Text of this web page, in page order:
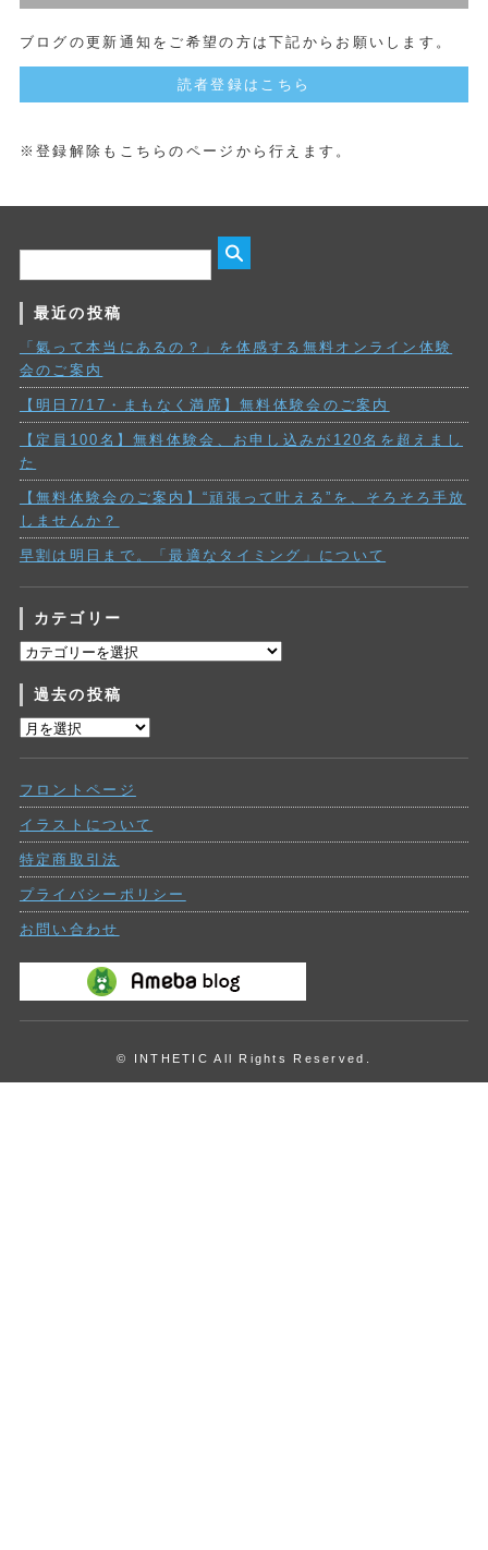
ブログの更新通知をご希望の方は下記からお願いします。
読者登録はこちら
※登録解除もこちらのページから行えます。
最近の投稿
「氣って本当にあるの？」を体感する無料オンライン体験
会のご案内
【明日7/17・まもなく満席】無料体験会のご案内
【定員100名】無料体験会、お申し込みが120名を超えまし
た
【無料体験会のご案内】“頑張って叶える”を、そろそろ手放
しませんか？
早割は明日まで。「最適なタイミング」について
カテゴリー
カ
ゴ
リ
ー
過去の投稿
過
投
稿
フロントページ
イラストについて
特定商取引法
プライバシーポリシー
お問い合わせ
© INTHETIC All Rights Reserved.